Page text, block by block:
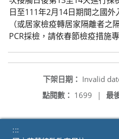
日至111年2月14日期間之國
（或居家檢疫轉居家隔離者
PCR採檢，請依春節檢疫措施
下架日期： Invalid
最
點閱數： 1699 |
:::